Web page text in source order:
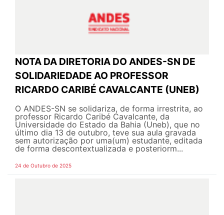
NOTA DA DIRETORIA DO ANDES-SN DE
SOLIDARIEDADE AO PROFESSOR
RICARDO CARIBÉ CAVALCANTE (UNEB)
O ANDES-SN se solidariza, de forma irrestrita, ao
professor Ricardo Caribé Cavalcante, da
Universidade do Estado da Bahia (Uneb), que no
último dia 13 de outubro, teve sua aula gravada
sem autorização por uma(um) estudante, editada
de forma descontextualizada e posteriorm...
24 de Outubro de 2025